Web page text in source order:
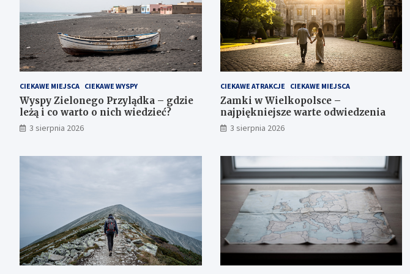
CIEKAWE MIEJSCA CIEKAWE WYSPY
Wyspy Zielonego Przylądka – gdzie
leżą i co warto o nich wiedzieć?
3 sierpnia 2026
CIEKAWE ATRAKCJE CIEKAWE MIEJSCA
Zamki w Wielkopolsce –
najpiękniejsze warte odwiedzenia
3 sierpnia 2026